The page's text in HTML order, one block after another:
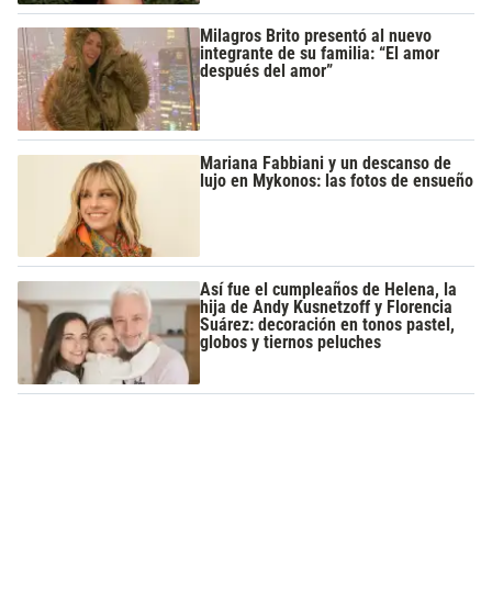
Milagros Brito presentó al nuevo
integrante de su familia: “El amor
después del amor”
Mariana Fabbiani y un descanso de
lujo en Mykonos: las fotos de ensueño
Así fue el cumpleaños de Helena, la
hija de Andy Kusnetzoff y Florencia
Suárez: decoración en tonos pastel,
globos y tiernos peluches